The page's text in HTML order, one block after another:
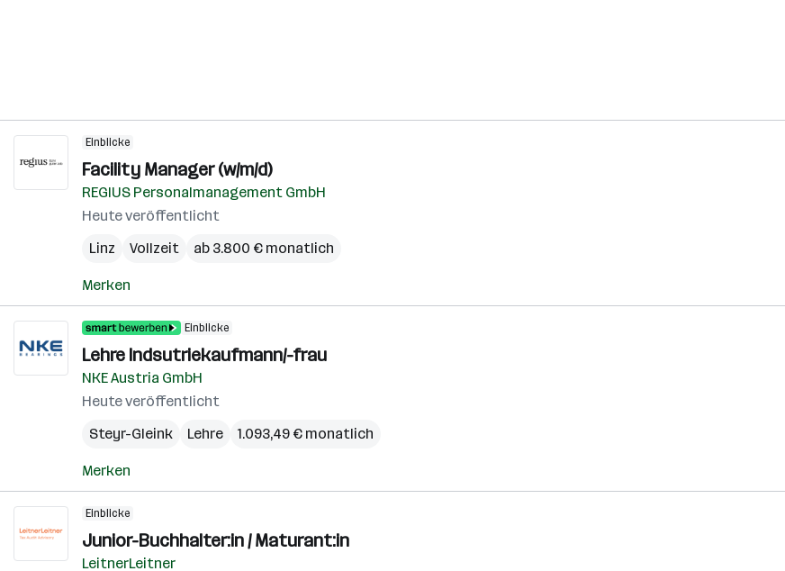
Einblicke
Facility Manager (w/m/d)
REGIUS Personalmanagement GmbH
Heute veröffentlicht
Linz
Vollzeit ab 3.800 € monatlich
Merken
Einblicke
Lehre Indsutriekaufmann/-frau
NKE Austria GmbH
Heute veröffentlicht
Steyr-Gleink
Lehre 1.093,49 € monatlich
Merken
Einblicke
Junior-Buchhalter:in / Maturant:in
LeitnerLeitner